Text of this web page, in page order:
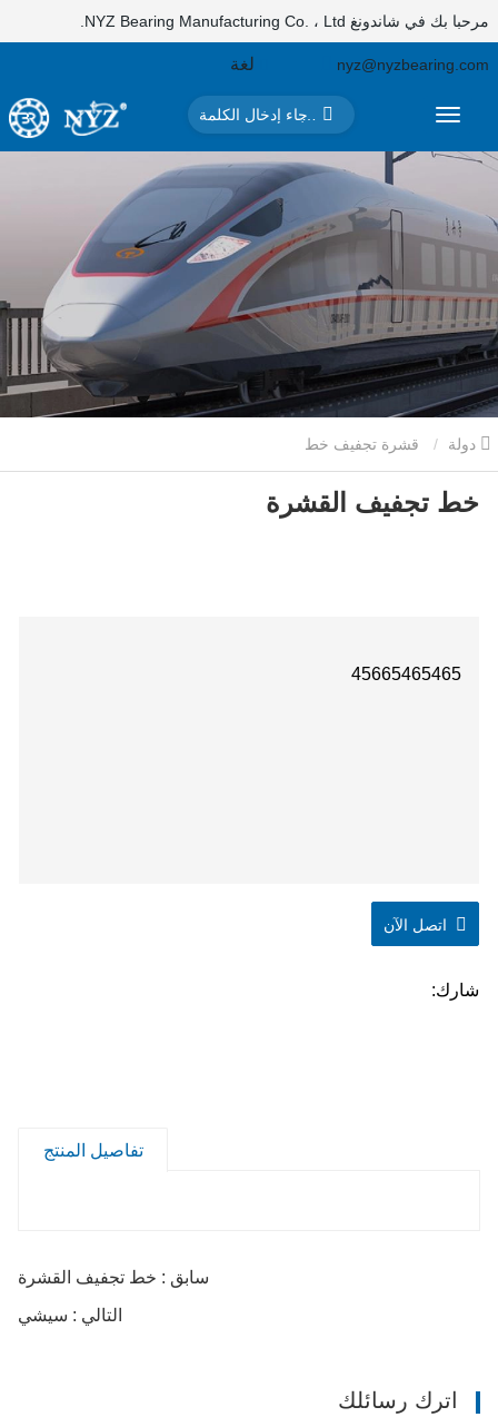
مرحبا بك في شاندونغ NYZ Bearing Manufacturing Co. ، Ltd.
nyz@nyzbearing.com لغة
خط تجفيف القشرة
45665465465
اتصل الآن
شارك:
تفاصيل المنتج
سابق : خط تجفيف القشرة
التالي : سيشي
اترك رسائلك